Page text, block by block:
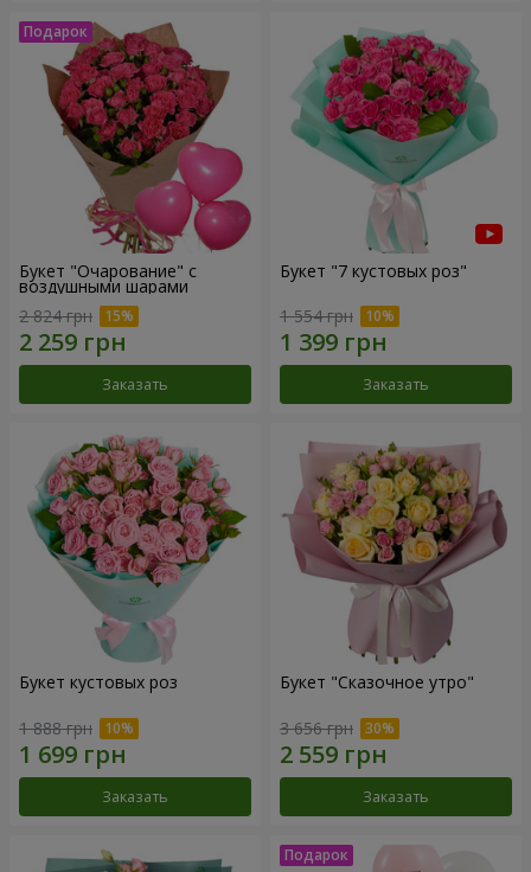
Букет "Очарование" с
воздушными шарами
2 824 грн
Заказать
Букет "7 кустовых роз"
1 554 грн
Заказать
Букет кустовых роз
1 888 грн
Заказать
Букет "Сказочное утро"
3 656 грн
Заказать